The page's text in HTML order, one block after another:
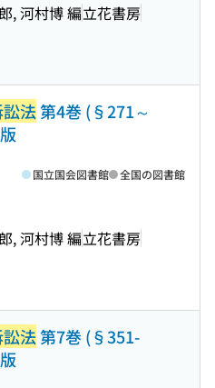
, 河村博 編立花書房
法第4巻 (§271～
, 河村博 編立花書房
国立国会図書館 全国の図書館
法第7巻 (§351-